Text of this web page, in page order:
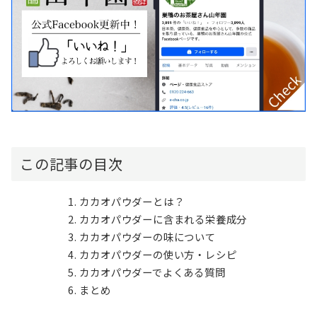
この記事の目次
カカオパウダーとは？
カカオパウダーに含まれる栄養成分
カカオパウダーの味について
カカオパウダーの使い方・レシピ
カカオパウダーでよくある質問
まとめ